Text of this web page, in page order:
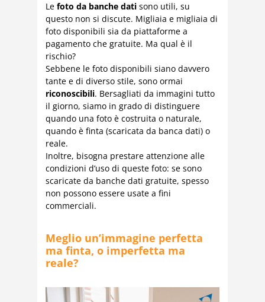
Lefoto da banche dati sono utili, su
questo non si discute. Migliaia e migliaia di
foto disponibili sia da piattaforme a
pagamento che gratuite. Ma qual è il
rischio?
Sebbene le foto disponibili siano davvero
tante e di diverso stile, sono ormai
riconoscibili. Bersagliati da immagini tutto
il giorno, siamo in grado di distinguere
quando una foto è costruita o naturale,
quando è finta (scaricata da banca dati) o
reale.
Inoltre, bisogna prestare attenzione alle
condizioni d’uso di queste foto: se sono
scaricate da banche dati gratuite, spesso
non possono essere usate a fini
commerciali.
Meglio un’immagine perfetta
ma finta, o imperfetta ma
reale?